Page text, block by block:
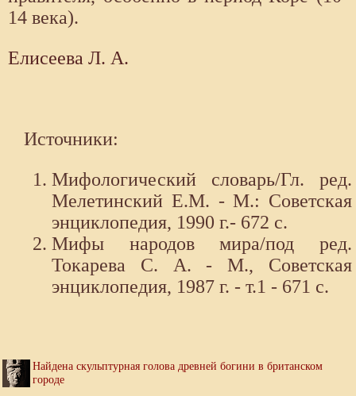
14 века).
Елисеева Л. А.
Источники:
Мифологический словарь/Гл. ред.
Мелетинский Е.М. - М.: Советская
энциклопедия, 1990 г.- 672 с.
Мифы народов мира/под ред.
Токарева С. А. - М., Советская
энциклопедия, 1987 г. - т.1 - 671 с.
Найдена скульптурная голова древней богини в британском
городе